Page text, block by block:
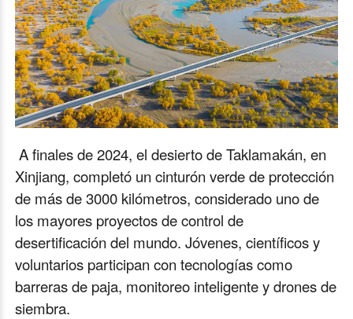
A finales de 2024, el desierto de Taklamakán, en
Xinjiang, completó un cinturón verde de protección
de más de 3000 kilómetros, considerado uno de
los mayores proyectos de control de
desertificación del mundo. Jóvenes, científicos y
voluntarios participan con tecnologías como
barreras de paja, monitoreo inteligente y drones de
siembra.